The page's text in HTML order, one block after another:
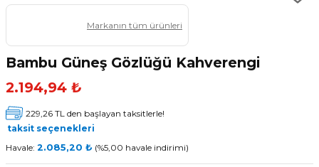
Markanın tüm ürünleri
Bambu Güneş Gözlüğü Kahverengi
2.194,94 ₺
229,26 TL den başlayan taksitlerle!
taksit seçenekleri
Havale: 2.085,20 ₺ (%5,00 havale indirimi)